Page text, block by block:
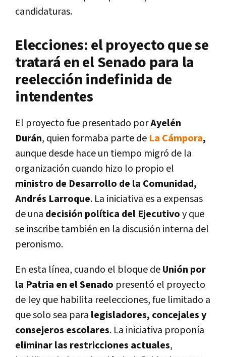
candidaturas.
Elecciones: el proyecto que se
tratará en el Senado para la
reelección indefinida de
intendentes
El proyecto fue presentado porAyelén
Durán, quien formaba parte de La Cámpora,
aunque desde hace un tiempo migró de la
organización cuando hizo lo propio el
ministro de Desarrollo de la Comunidad,
Andrés Larroque. La iniciativa es a expensas
de una decisión política del Ejecutivoy que
se inscribe también en la discusión interna del
peronismo.
En esta línea, cuando el bloque deUnión por
la Patria en el Senado presentó el proyecto
de ley que habilita reelecciones, fue limitado a
que solo sea para legisladores, concejales y
consejeros escolares. La iniciativa proponía
eliminar las restricciones actuales,